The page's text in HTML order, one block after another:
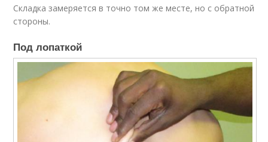
Складка замеряется в точно том же месте, но с обратной
стороны.
Под лопаткой